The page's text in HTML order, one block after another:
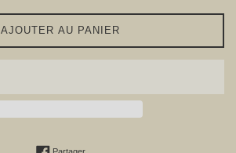
AJOUTER AU PANIER
Partager sur Facebook